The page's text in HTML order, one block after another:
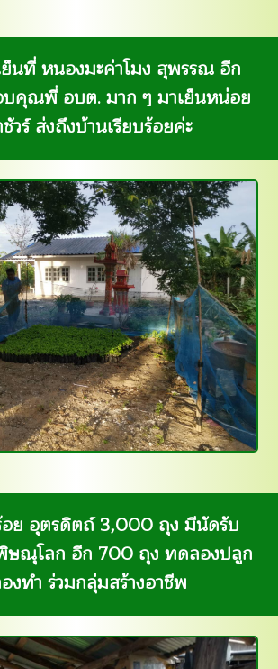
นที่ หนองมะค่าโมง สุพรรณ อีก
คุณพี่ อบต. มาก ๆ มาเย็นหน่อย
วร์ ส่งถึงบ้านเรียบร้อยค่ะ
อย อุตรดิตถ์ 3,000 ถุง มีนัดรับ
ษณุโลก อีก 700 ถุง ทดลองปลูก
งทำ ร่วมกลุ่มสร้างอาชีพ